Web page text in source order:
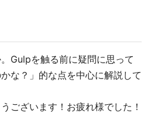
Gulpを触る前に疑問に思って
な？」的な点を中心に解説して
ございます！お疲れ様でした！